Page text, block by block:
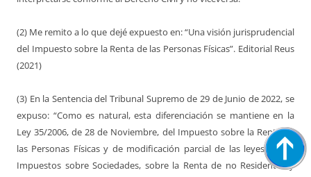
(2) Me remito a lo que dejé expuesto en: “Una visión jurisprudencial
del Impuesto sobre la Renta de las Personas Físicas”. Editorial Reus
(2021)
(3) En la Sentencia del Tribunal Supremo de 29 de Junio de 2022, se
expuso: “Como es natural, esta diferenciación se mantiene en la
Ley 35/2006, de 28 de Noviembre, del Impuesto sobre la Renta de
las Personas Físicas y de modificación parcial de las leyes de los
Impuestos sobre Sociedades, sobre la Renta de no Residentes y